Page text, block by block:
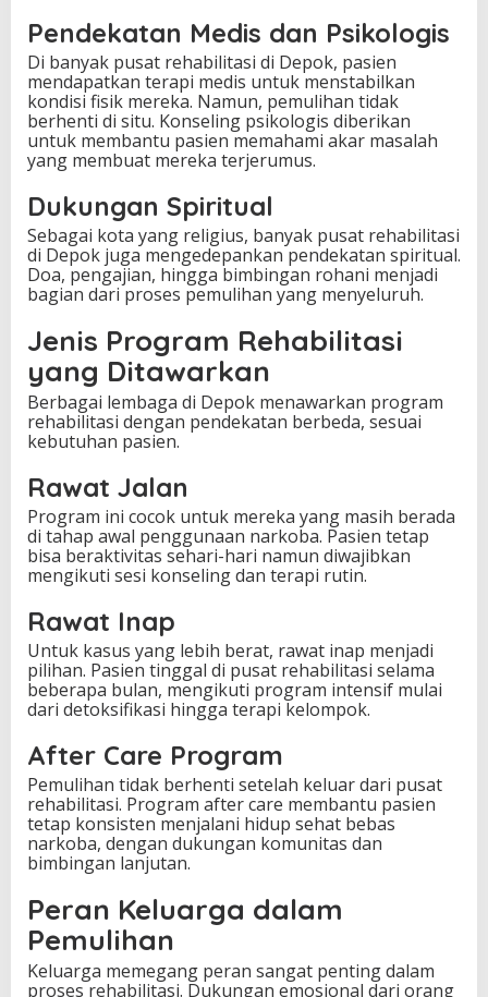
a
n
Pendekatan Medis dan Psikologis
Di banyak pusat rehabilitasi di Depok, pasien
mendapatkan terapi medis untuk menstabilkan
kondisi fisik mereka. Namun, pemulihan tidak
berhenti di situ. Konseling psikologis diberikan
untuk membantu pasien memahami akar masalah
yang membuat mereka terjerumus.
Dukungan Spiritual
Sebagai kota yang religius, banyak pusat rehabilitasi
di Depok juga mengedepankan pendekatan spiritual.
Doa, pengajian, hingga bimbingan rohani menjadi
bagian dari proses pemulihan yang menyeluruh.
Jenis Program Rehabilitasi
yang Ditawarkan
Berbagai lembaga di Depok menawarkan program
rehabilitasi dengan pendekatan berbeda, sesuai
kebutuhan pasien.
Rawat Jalan
Program ini cocok untuk mereka yang masih berada
di tahap awal penggunaan narkoba. Pasien tetap
bisa beraktivitas sehari-hari namun diwajibkan
mengikuti sesi konseling dan terapi rutin.
Rawat Inap
Untuk kasus yang lebih berat, rawat inap menjadi
pilihan. Pasien tinggal di pusat rehabilitasi selama
beberapa bulan, mengikuti program intensif mulai
dari detoksifikasi hingga terapi kelompok.
After Care Program
Pemulihan tidak berhenti setelah keluar dari pusat
rehabilitasi. Program after care membantu pasien
tetap konsisten menjalani hidup sehat bebas
narkoba, dengan dukungan komunitas dan
bimbingan lanjutan.
Peran Keluarga dalam
Pemulihan
Keluarga memegang peran sangat penting dalam
proses rehabilitasi. Dukungan emosional dari orang